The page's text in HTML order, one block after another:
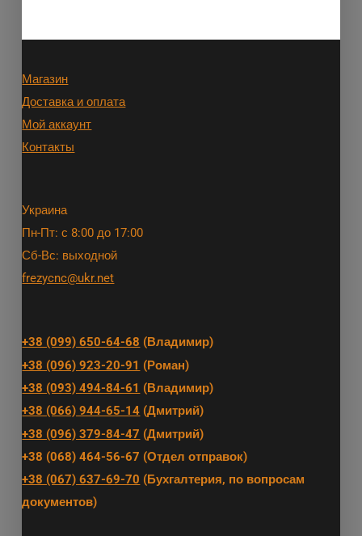
Магазин
Доставка и оплата
Мой аккаунт
Контакты
Украина
Пн-Пт: с 8:00 до 17:00
Сб-Вс: выходной
frezycnc@ukr.net
+38 (099) 650-64-68 (Владимир)
+38 (096) 923-20-91 (Роман)
+38 (093) 494-84-61 (Владимир)
+38 (066) 944-65-14 (Дмитрий)
+38 (096) 379-84-47 (Дмитрий)
+38 (068) 464-56-67 (Отдел отправок)
+38 (067) 637-69-70 (Бухгалтерия, по вопросам
документов)